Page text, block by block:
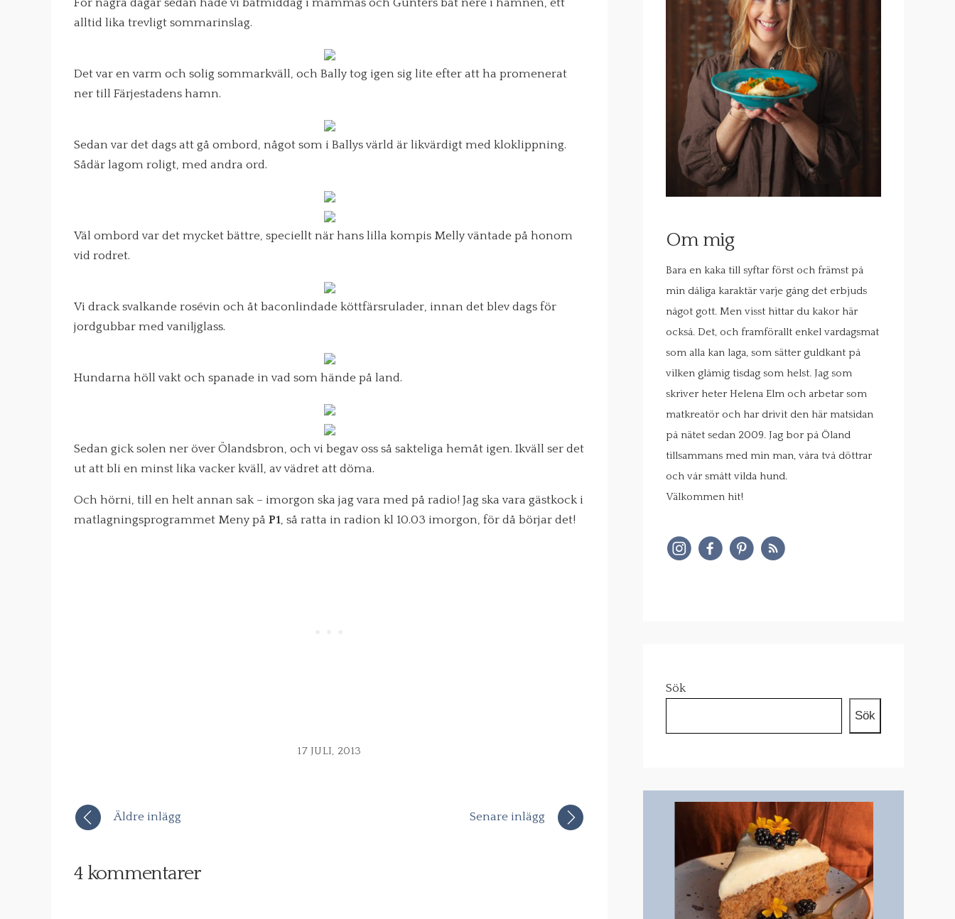
För några dagar sedan hade vi båtmiddag i mammas och Günters båt nere i hamnen, ett
alltid lika trevligt sommarinslag.
Det var en varm och solig sommarkväll, och Bally tog igen sig lite efter att ha promenerat
ner till Färjestadens hamn.
Sedan var det dags att gå ombord, något som i Ballys värld är likvärdigt med kloklippning.
Sådär lagom roligt, med andra ord.
Väl ombord var det mycket bättre, speciellt när hans lilla kompis Melly väntade på honom
vid rodret.
Vi drack svalkande rosévin och åt baconlindade köttfärsrulader, innan det blev dags för
jordgubbar med vaniljglass.
Hundarna höll vakt och spanade in vad som hände på land.
Sedan gick solen ner över Ölandsbron, och vi begav oss så sakteliga hemåt igen. Ikväll ser det
ut att bli en minst lika vacker kväll, av vädret att döma.
Och hörni, till en helt annan sak – imorgon ska jag vara med på radio! Jag ska vara gästkock i
matlagningsprogrammet Meny på P1, så ratta in radion kl 10.03 imorgon, för då börjar det!
17 JULI, 2013
Äldre inlägg Senare inlägg
4 kommentarer
Om mig
Bara en kaka till syftar först och främst på
min dåliga karaktär varje gång det erbjuds
något gott. Men visst hittar du kakor här
också. Det, och framförallt enkel vardagsmat
som alla kan laga, som sätter guldkant på
vilken glåmig tisdag som helst. Jag som
skriver heter Helena Elm och arbetar som
matkreatör och har drivit den här matsidan
på nätet sedan 2009. Jag bor på Öland
tillsammans med min man, våra två döttrar
och vår smått vilda hund.
Välkommen hit!
Sök
Sök